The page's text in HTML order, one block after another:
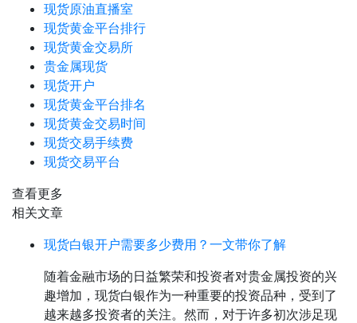
现货原油直播室
现货黄金平台排行
现货黄金交易所
贵金属现货
现货开户
现货黄金平台排名
现货黄金交易时间
现货交易手续费
现货交易平台
查看更多
相关文章
现货白银开户需要多少费用？一文带你了解
随着金融市场的日益繁荣和投资者对贵金属投资的兴
趣增加，现货白银作为一种重要的投资品种，受到了
越来越多投资者的关注。然而，对于许多初次涉足现